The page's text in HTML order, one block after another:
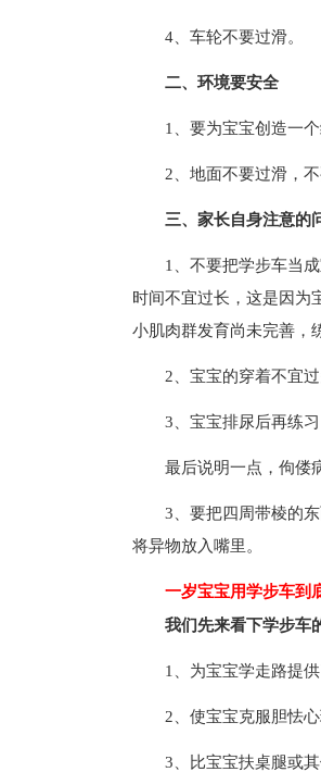
4、车轮不要过滑。
二、环境要安全
1、要为宝宝创造一
2、地面不要过滑，
三、家长自身注意的
1、不要把学步车当
时间不宜过长，这是因为
小肌肉群发育尚未完善，
2、宝宝的穿着不宜过
3、宝宝排尿后再练
最后说明一点，佝偻
3、要把四周带棱的
将异物放入嘴里。
一岁宝宝用学步车到
我们先来看下学步车
1、为宝宝学走路提
2、使宝宝克服胆怯
3、比宝宝扶桌腿或